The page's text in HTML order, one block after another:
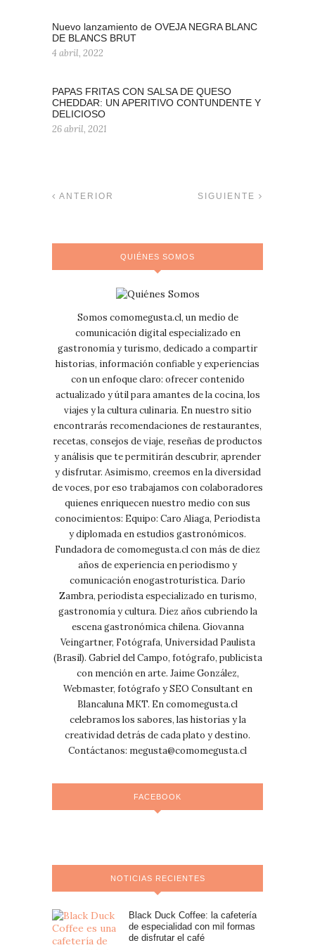
Nuevo lanzamiento de OVEJA NEGRA BLANC
DE BLANCS BRUT
4 abril, 2022
PAPAS FRITAS CON SALSA DE QUESO
CHEDDAR: UN APERITIVO CONTUNDENTE Y
DELICIOSO
26 abril, 2021
ANTERIOR SIGUIENTE
QUIÉNES SOMOS
Somos comomegusta.cl, un medio de
comunicación digital especializado en
gastronomía y turismo, dedicado a compartir
historias, información confiable y experiencias
con un enfoque claro: ofrecer contenido
actualizado y útil para amantes de la cocina, los
viajes y la cultura culinaria. En nuestro sitio
encontrarás recomendaciones de restaurantes,
recetas, consejos de viaje, reseñas de productos
y análisis que te permitirán descubrir, aprender
y disfrutar. Asimismo, creemos en la diversidad
de voces, por eso trabajamos con colaboradores
quienes enriquecen nuestro medio con sus
conocimientos: Equipo: Caro Aliaga, Periodista
y diplomada en estudios gastronómicos.
Fundadora de comomegusta.cl con más de diez
años de experiencia en periodismo y
comunicación enogastroturística. Darío
Zambra, periodista especializado en turismo,
gastronomía y cultura. Diez años cubriendo la
escena gastronómica chilena. Giovanna
Veingartner, Fotógrafa, Universidad Paulista
(Brasil). Gabriel del Campo, fotógrafo, publicista
con mención en arte. Jaime González,
Webmaster, fotógrafo y SEO Consultant en
Blancaluna MKT. En comomegusta.cl
celebramos los sabores, las historias y la
creatividad detrás de cada plato y destino.
Contáctanos: megusta@comomegusta.cl
FACEBOOK
NOTICIAS RECIENTES
Black Duck Coffee: la cafetería
de especialidad con mil formas
de disfrutar el café